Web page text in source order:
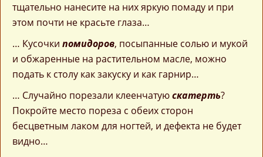
тщательно нанесите на них яркую помаду и при
этом почти не красьте глаза…
… Кусочки помидоров, посыпанные солью и мукой
и обжаренные на растительном масле, можно
подать к столу как закуску и как гарнир…
… Случайно порезали клеенчатуюскатерть?
Покройте место пореза с обеих сторон
бесцветным лаком для ногтей, и дефекта не будет
видно…